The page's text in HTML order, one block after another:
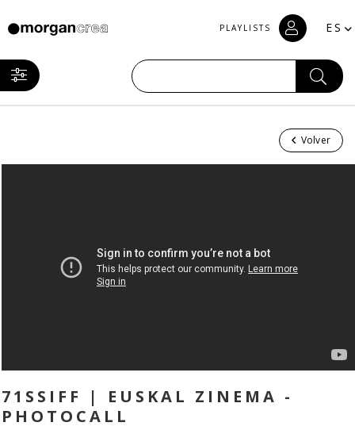
PLAYLISTS ES
Volver
71SSIFF | EUSKAL ZINEMA -
PHOTOCALL